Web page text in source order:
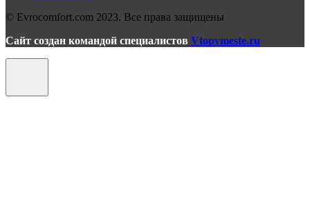
© Evrocomfort.com 2023. Все права защищены
Сайт создан командой специалистов Vtopvmeste.ru